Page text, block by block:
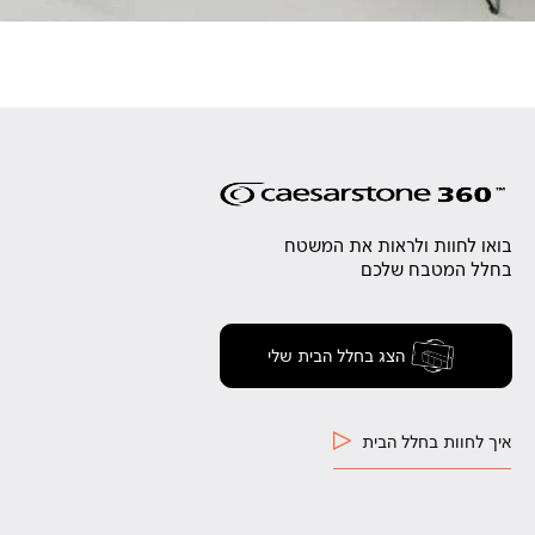
בואו לחוות ולראות את המשטח
בחלל המטבח שלכם
הצג בחלל הבית שלי
איך לחוות בחלל הבית